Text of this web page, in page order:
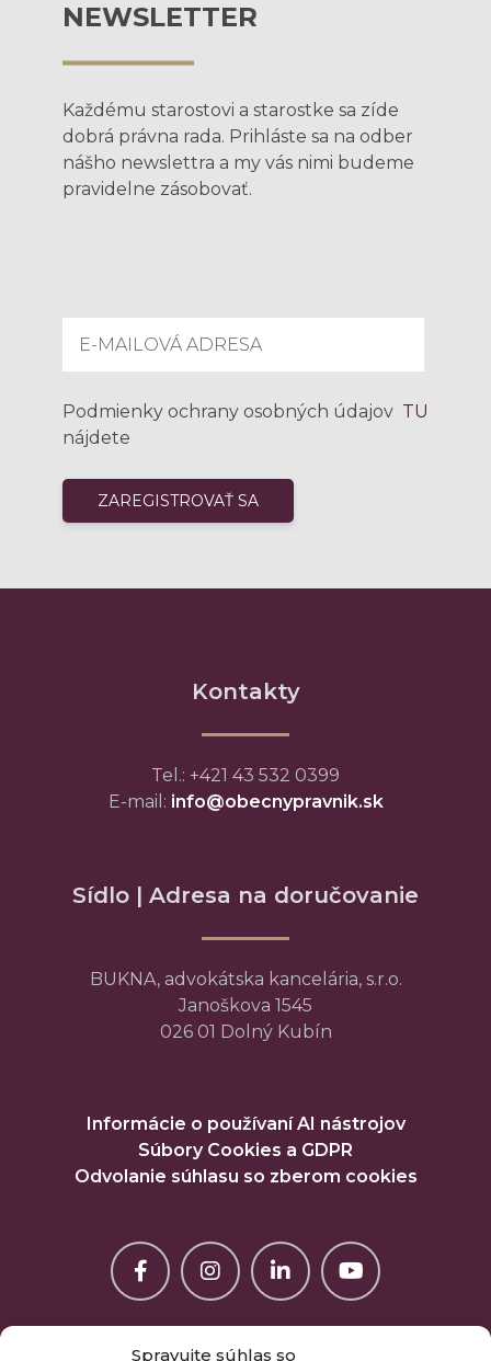
Spravujte súhlas so
NEWSLETTER
Každému starostovi a starostke sa zíde
dobrá právna rada. Prihláste sa na odber
nášho newslettra a my vás nimi budeme
pravidelne zásobovať.
Podmienky ochrany osobných údajov
nájdete
TU
Kontakty
Tel.: +421 43 532 0399
E-mail: info@obecnypravnik.sk
Sídlo | Adresa na doručovanie
BUKNA, advokátska kancelária, s.r.o.
Janoškova 1545
026 01 Dolný Kubín
Informácie o používaní AI nástrojov
Súbory Cookies a GDPR
Odvolanie súhlasu so zberom cookies